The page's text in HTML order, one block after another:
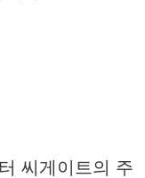
씨게이트의 주